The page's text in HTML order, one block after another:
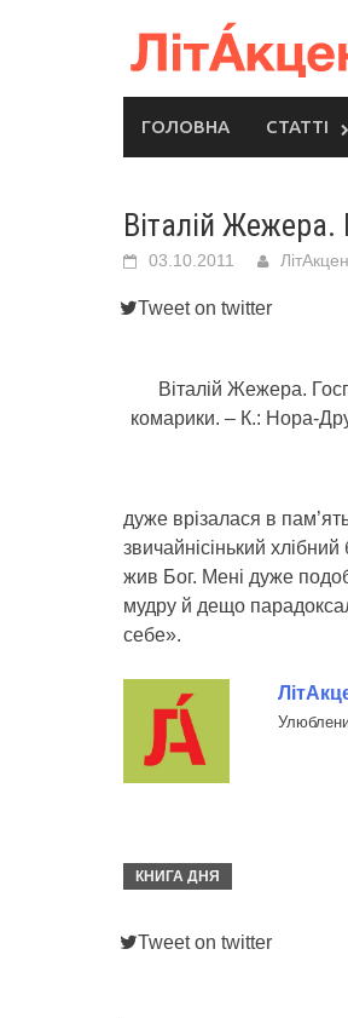
ГОЛОВНА СТАТТІ
Віталій Жежера.
03.10.2011
Tweet on twitter
Віталій Жежера.
комарики. – К.: Нора-
дуже врізалася в
звичайнісінький
жив Бог. Мені дуже
мудру й дещо
себе».
КНИГА ДНЯ
Tweet on twitter